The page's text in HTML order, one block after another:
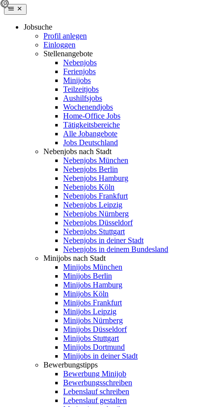
Jobsuche
Profil anlegen
Einloggen
Stellenangebote
Nebenjobs
Ferienjobs
Minijobs
Teilzeitjobs
Aushilfsjobs
Wochenendjobs
Home-Office Jobs
Tätigkeitsbereiche
Alle Jobangebote
Jobs Deutschland
Nebenjobs nach Stadt
Nebenjobs München
Nebenjobs Berlin
Nebenjobs Hamburg
Nebenjobs Köln
Nebenjobs Frankfurt
Nebenjobs Leipzig
Nebenjobs Nürnberg
Nebenjobs Düsseldorf
Nebenjobs Stuttgart
Nebenjobs in deiner Stadt
Nebenjobs in deinem Bundesland
Minijobs nach Stadt
Minijobs München
Minijobs Berlin
Minijobs Hamburg
Minijobs Köln
Minijobs Frankfurt
Minijobs Leipzig
Minijobs Nürnberg
Minijobs Düsseldorf
Minijobs Stuttgart
Minijobs Dortmund
Minijobs in deiner Stadt
Bewerbungstipps
Bewerbung Minijob
Bewerbungsschreiben
Lebenslauf schreiben
Lebenslauf gestalten